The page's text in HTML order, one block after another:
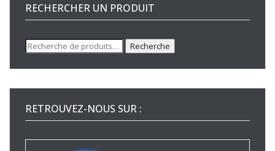
RECHERCHER UN PRODUIT
Recherche
pour :
Recherche
RETROUVEZ-NOUS SUR :